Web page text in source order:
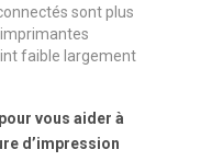
sont plus
faible largement
vous aider à
d’impression